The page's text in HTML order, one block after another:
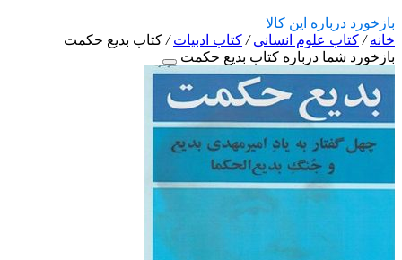
بازخورد درباره این کالا
خانه/ کتاب علوم انسانی/ کتاب ادبیات/ کتاب بدیع حکمت
بازخورد شما درباره کتاب بدیع حکمت